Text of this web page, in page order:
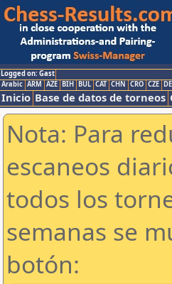
Logged on: Gast
Arabic ARM AZE BIH BUL CAT CHN CRO CZE
Inicio Base de datos de torneos
Nota: Para
escaneos
todos los
semanas se
botón: